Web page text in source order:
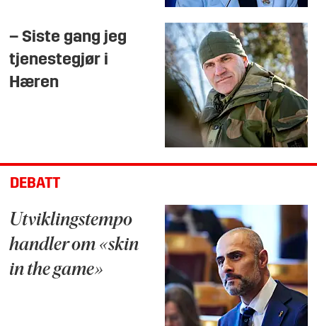
– Siste gang jeg
tjenestegjør i
Hæren
DEBATT
Utviklingstempo
handler om «skin
in the game»